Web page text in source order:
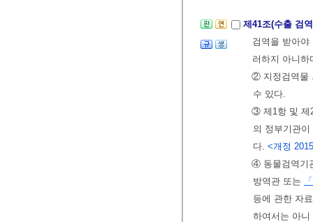
제41조(수출 검
검역을 받아
러하지 아니
② 지정검역물
수 있다.
③ 제1항 및 제
의 정부기관
다. <개정
④ 동물검역기
방역관 또는
등에 관한 자
하여서는 아